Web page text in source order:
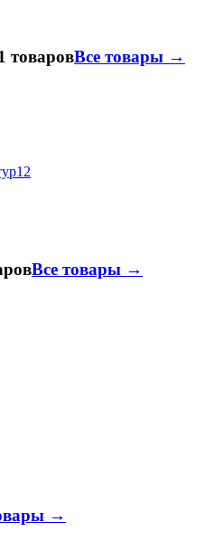
товаровВсе товары →
12
Все товары →
→